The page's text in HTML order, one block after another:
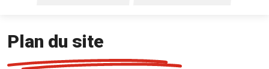
Plan du site